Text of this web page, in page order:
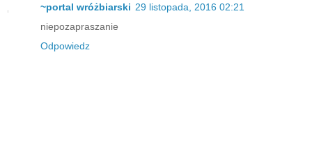
~portal wróżbiarski 29 listopada, 2016 02:21
niepozapraszanie
Odpowiedz